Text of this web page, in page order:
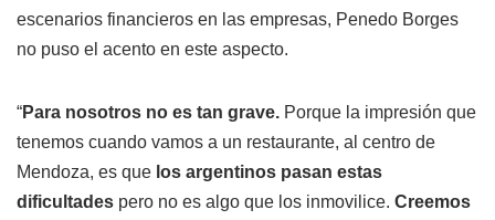
escenarios financieros en las empresas, Penedo Borges
no puso el acento en este aspecto.
“Para nosotros no es tan grave. Porque la impresión que
tenemos cuando vamos a un restaurante, al centro de
Mendoza, es que los argentinos pasan estas
dificultades pero no es algo que los inmovilice. Creemos